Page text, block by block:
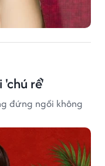
rể'
đứng ngồi không